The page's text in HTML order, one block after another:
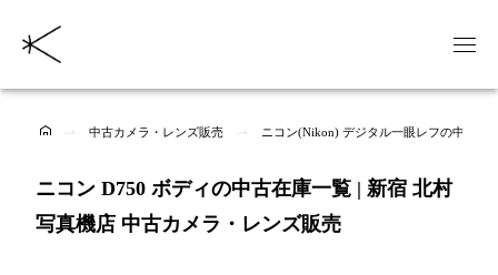
中古カメラ・レンズ販売 ニコン(Nikon) デジタル一眼レフの中古商
ニコン D750 ボディの中古在庫一覧 | 新宿 北村
写真機店 中古カメラ・レンズ販売